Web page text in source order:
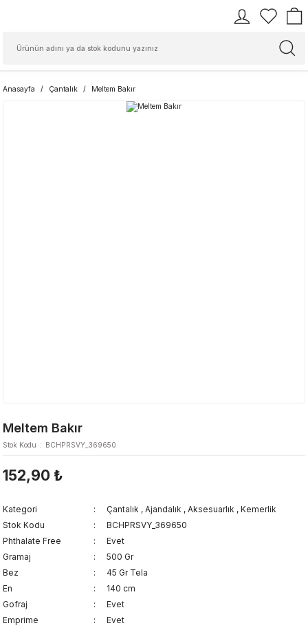
Anasayfa Çantalık Meltem Bakır
Meltem Bakır
Stok Kodu BCHPRSVY_369650
152,90 ₺
Kategori Çantalık , Ajandalık , Aksesuarlık , Kemerlik
Stok Kodu
BCHPRSVY_369650
Phthalate Free
Evet
Gramaj
500 Gr
Bez
45 Gr Tela
En
140 cm
Gofraj
Evet
Emprime
Evet